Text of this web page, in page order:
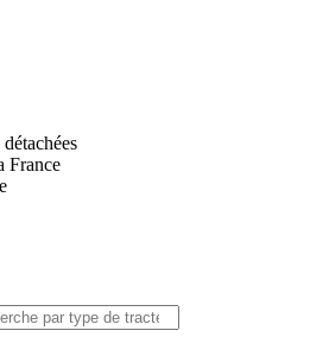
France